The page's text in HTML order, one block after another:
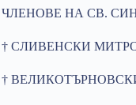
ЧЛЕНОВЕ НА СВ.
† СЛИВЕНСКИ
†